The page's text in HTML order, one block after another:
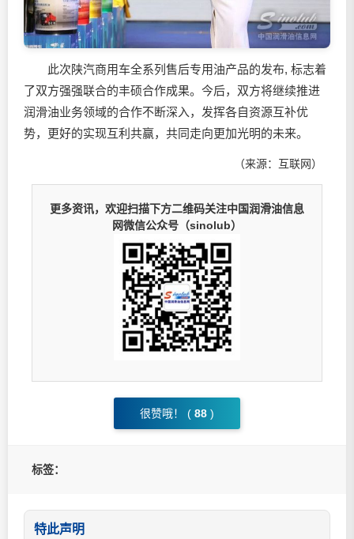
此次陕汽商用车全系列售后专用油产品的发布, 标志着
了双方强强联合的丰硕合作成果。今后，双方将继续推进
润滑油业务领域的合作不断深入，发挥各自资源互补优
势，更好的实现互利共赢，共同走向更加光明的未来。
（来源：互联网）
更多资讯，欢迎扫描下方二维码关注中国润滑油信息
网微信公众号（sinolub）
很赞哦！ ( 88 )
标签：
特此声明